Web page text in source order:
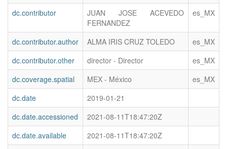
dc.contributor
JUAN JOSE ACEVEDO
FERNANDEZ
es_MX
dc.contributor.author ALMA IRIS CRUZ TOLEDO
es_MX
dc.contributor.other
director - Director
es_MX
dc.coverage.spatial
MEX - México
es_MX
dc.date
2019-01-21
dc.date.accessioned
2021-08-11T18:47:20Z
dc.date.available
2021-08-11T18:47:20Z